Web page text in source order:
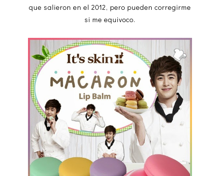
que salieron en el 2012, pero pueden corregirme
si me equivoco.